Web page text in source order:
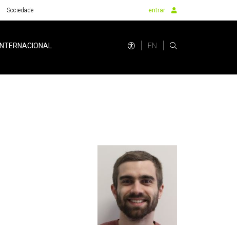
Sociedade entrar
INTERNACIONAL EN